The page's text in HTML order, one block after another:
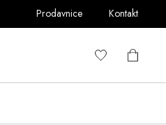
Prodavnice Kontakt